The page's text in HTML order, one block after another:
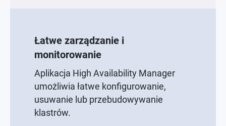
Łatwe zarządzanie i
monitorowanie
Aplikacja High Availability Manager
umożliwia łatwe konfigurowanie,
usuwanie lub przebudowywanie
klastrów.